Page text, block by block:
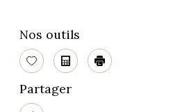
Nos outils
SélectionnerCalculatriceImprimer
Partager